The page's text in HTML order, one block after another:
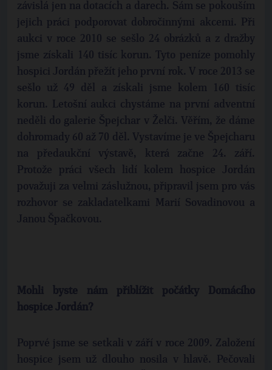
závislá jen na dotacích a darech. Sám se pokouším
jejich práci podporovat dobročinnými akcemi. Při
aukci v roce 2010 se sešlo 24 obrázků a z dražby
jsme získali 140 tisíc korun. Tyto peníze pomohly
hospici Jordán přežít jeho první rok. V roce 2013 se
sešlo už 49 děl a získali jsme kolem 160 tisíc
korun. Letošní aukci chystáme na první adventní
neděli do galerie Špejchar v Želči. Věřím, že dáme
dohromady 60 až 70 děl. Vystavíme je ve Špejcharu
na předaukční výstavě, která začne 24. září.
Protože práci všech lidí kolem hospice Jordán
považuji za velmi záslužnou, připravil jsem pro vás
rozhovor se zakladatelkami Marií Sovadinovou a
Janou Špačkovou.
Mohli byste nám přiblížit počátky Domácího
hospice Jordán?
Poprvé jsme se setkali v září v roce 2009. Založení
hospice jsem už dlouho nosila v hlavě. Pečovali